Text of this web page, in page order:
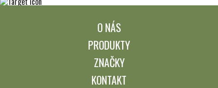
O NÁS
PRODUKTY
ZNAČKY
KONTAKT